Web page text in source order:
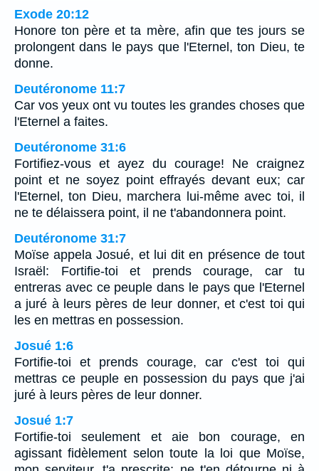
Exode 20:12
Honore ton père et ta mère, afin que tes jours se
prolongent dans le pays que l'Eternel, ton Dieu, te
donne.
Deutéronome 11:7
Car vos yeux ont vu toutes les grandes choses que
l'Eternel a faites.
Deutéronome 31:6
Fortifiez-vous et ayez du courage! Ne craignez
point et ne soyez point effrayés devant eux; car
l'Eternel, ton Dieu, marchera lui-même avec toi, il
ne te délaissera point, il ne t'abandonnera point.
Deutéronome 31:7
Moïse appela Josué, et lui dit en présence de tout
Israël: Fortifie-toi et prends courage, car tu
entreras avec ce peuple dans le pays que l'Eternel
a juré à leurs pères de leur donner, et c'est toi qui
les en mettras en possession.
Josué 1:6
Fortifie-toi et prends courage, car c'est toi qui
mettras ce peuple en possession du pays que j'ai
juré à leurs pères de leur donner.
Josué 1:7
Fortifie-toi seulement et aie bon courage, en
agissant fidèlement selon toute la loi que Moïse,